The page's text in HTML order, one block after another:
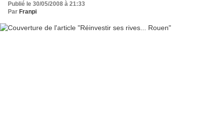
Publié le 30/05/2008 à 21:33
Par Franpi